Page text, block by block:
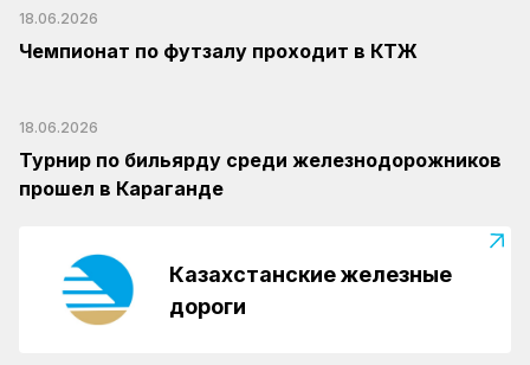
18.06.2026
Чемпионат по футзалу проходит в КТЖ
18.06.2026
Турнир по бильярду среди железнодорожников
прошел в Караганде
Казахстанские железные
дороги